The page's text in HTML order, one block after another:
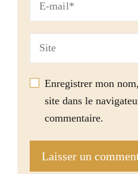
Enregistrer mon
site dans le
commentaire.